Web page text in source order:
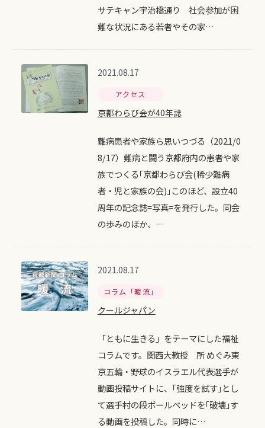
サテキャン宇治橋通り 社会参加が困
難な状況にある若者やその家…
2021.08.17
アクセス
京都わらび会が40年誌
難病患者や家族ら思いつづる（2021/0
8/17）難病と闘う京都府内の患者や家
族でつくる｢京都わらび会(稀少難病
者・児と家族の会)｣このほど、設立40
周年の記念誌=写真=を発行した。同会
の歩みのほか、…
2021.08.17
コラム「暖流」
クールジャパン
「ともに生きる」をテーマにした福祉
コラムです。関西大教授 所 めぐみ東
京五輪・野球のイスラエル代表選手が
動画投稿サイトに、｢強度を試す｣とし
て選手村の段ボールベッドを｢破壊｣す
る動画を投稿した。同時に…